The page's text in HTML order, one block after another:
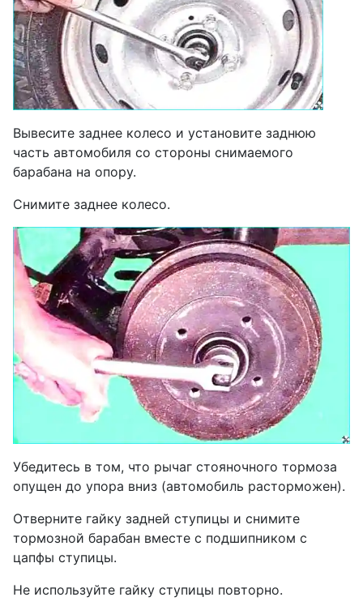
Вывесите заднее колесо и установите заднюю
часть автомобиля со стороны снимаемого
барабана на опору.
Снимите заднее колесо.
Убедитесь в том, что рычаг стояночного тормоза
опущен до упора вниз (автомобиль расторможен).
Отверните гайку задней ступицы и снимите
тормозной барабан вместе с подшипником с
цапфы ступицы.
Не используйте гайку ступицы повторно.